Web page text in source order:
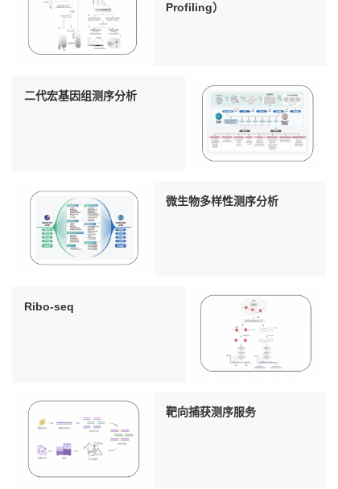
Profiling）
二代宏基因组测序分析
微生物多样性测序分析
Ribo-seq
靶向捕获测序服务